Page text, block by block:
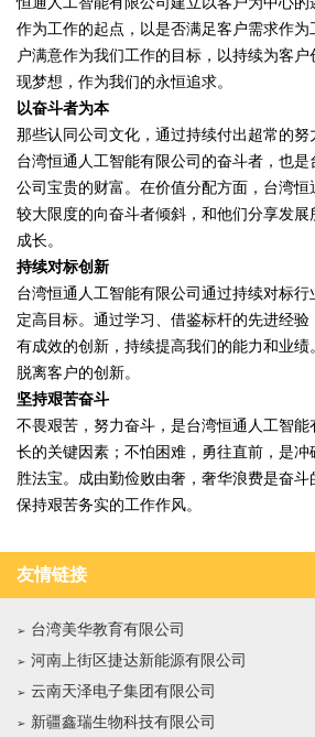
作为工作的起点，以是否满足客户需求作为
户满意作为我们工作的目标，以持续为客
现梦想，作为我们的永恒追求。
以奋斗者为本
那些认同公司文化，通过持续付出超常的努
台湾恒通人工智能有限公司的奋斗者，也
公司宝贵的财富。在价值分配方面，台湾
较大限度的向奋斗者倾斜，和他们分享发展
成长。
持续对标创新
台湾恒通人工智能有限公司通过持续对标行
定高目标。通过学习、借鉴标杆的先进经
有成效的创新，持续提高我们的能力和业绩
脱离客户的创新。
坚持艰苦奋斗
不畏艰苦，努力奋斗，是台湾恒通人工智
长的关键因素；不怕困难，勇往直前，是冲
胜法宝。成由勤俭败由奢，奢华浪费是奋斗
保持艰苦务实的工作作风。
友情链接
台湾美华教育有限公司
河南上街区捷达新能源有限公司
云南天泽电子集团有限公司
新疆鑫瑞生物科技有限公司